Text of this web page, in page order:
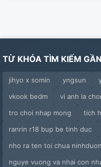
TỪ KHÓA TÌM KIẾM
jihyo x somin yngsun
vkook bedm
vi anh la
tro choi nhap mong
tich
ranrin r18 bup be tinh duc
nho ra ten toi chua
nguye vuong va nhai con